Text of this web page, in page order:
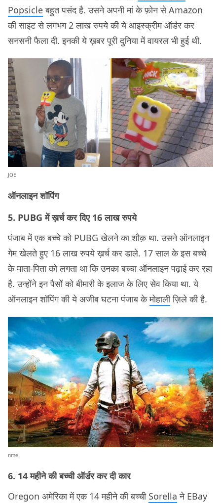
Popsicleबहुत पसंद है. उसने अपनी मां के फ़ोन से Amazon
की साइट से लगभग 2 लाख रुपये की ये आइस्क्रीम ऑर्डर कर
सनसनी फैला दी. इनकी ये ख़बर पूरी दुनिया में वायरल भी हुई थी.
JOE
ऑनलाइन शॉपिंग
5. PUBG में ख़र्च कर दिए 16 लाख रुपये
पंजाब में एक बच्चे को PUBG खेलने का शौक़ था. उसने ऑनलाइन
गेम खेलते हुए 16 लाख रुपये ख़र्च कर डाले. 17 साल के इस बच्चे
के माता-पिता को लगता था कि उनका बच्चा ऑनलाइन पढ़ाई कर रहा
है. उन्होंने इन पैसों को बीमारी के इलाज के लिए सेव किया था. ये
ऑनलाइन शॉपिंग की ये अजीब घटना पंजाब केमोहालीज़िले की है.
nme
6. 14 महीने की बच्ची ऑर्डर कर दी कार
Oregon अमेरिका में एक 14 महीने की बच्ची Sorella ने EBay